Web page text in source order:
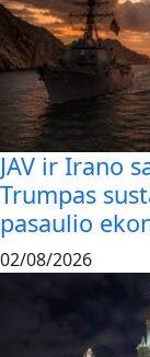
JAV ir Irano
Trumpas
pasaulio
02/08/2026